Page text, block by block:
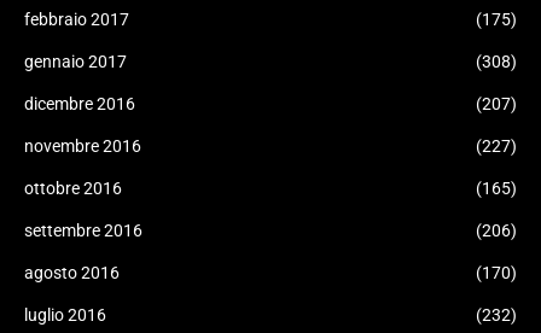
febbraio 2017 (175)
gennaio 2017 (308)
dicembre 2016 (207)
novembre 2016 (227)
ottobre 2016 (165)
settembre 2016 (206)
agosto 2016 (170)
luglio 2016 (232)